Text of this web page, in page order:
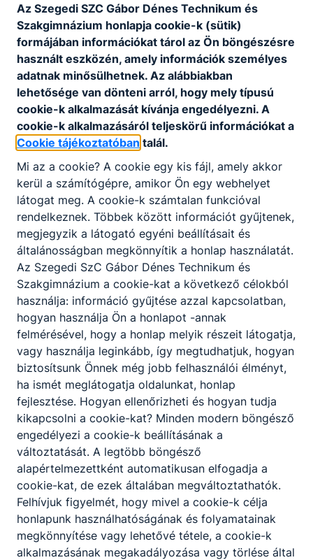
Irodalom szóbeli érettségi témakörök 2026.
tavaszi érettségi vizsgaidőszak
Letöltés
Magyar nyelv szóbeli érettségi témakörök 2026.
tavaszi érettségi vizsgai
Letöltés
tavaszi érettségi vizsgai
Tudnivalók érettségizőknek 2026.
Letöltés
Partnereink
Az Szegedi SZC Gábor Dénes Technikum és
Szakgimnázium honlapja cookie-k (sütik)
formájában információkat tárol az Ön böngészésre
használt eszközén, amely információk személyes
adatnak minősülhetnek. Az alábbiakban
lehetősége van dönteni arról, hogy mely típusú
cookie-k alkalmazását kívánja engedélyezni. A
cookie-k alkalmazásáról teljeskörű információkat a
Cookie tájékoztatóban talál.
Mi az a cookie? A cookie egy kis fájl, amely akkor
kerül a számítógépre, amikor Ön egy webhelyet
látogat meg. A cookie-k számtalan funkcióval
rendelkeznek. Többek között információt gyűjtenek,
megjegyzik a látogató egyéni beállításait és
általánosságban megkönnyítik a honlap használatát.
Az Szegedi SzC Gábor Dénes Technikum és
Szakgimnázium a cookie-kat a következő célokból
használja: információ gyűjtése azzal kapcsolatban,
hogyan használja Ön a honlapot -annak
felmérésével, hogy a honlap melyik részeit látogatja,
vagy használja leginkább, így megtudhatjuk, hogyan
biztosítsunk Önnek még jobb felhasználói élményt,
ha ismét meglátogatja oldalunkat, honlap
fejlesztése. Hogyan ellenőrizheti és hogyan tudja
kikapcsolni a cookie-kat? Minden modern böngésző
engedélyezi a cookie-k beállításának a
változtatását. A legtöbb böngésző
alapértelmezettként automatikusan elfogadja a
cookie-kat, de ezek általában megváltoztathatók.
Felhívjuk figyelmét, hogy mivel a cookie-k célja
honlapunk használhatóságának és folyamatainak
megkönnyítése vagy lehetővé tétele, a cookie-k
alkalmazásának megakadályozása vagy törlése által